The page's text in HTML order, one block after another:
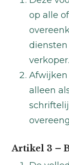
op alle
verkoper.
Afwijken
alleen
Artikel 3 –